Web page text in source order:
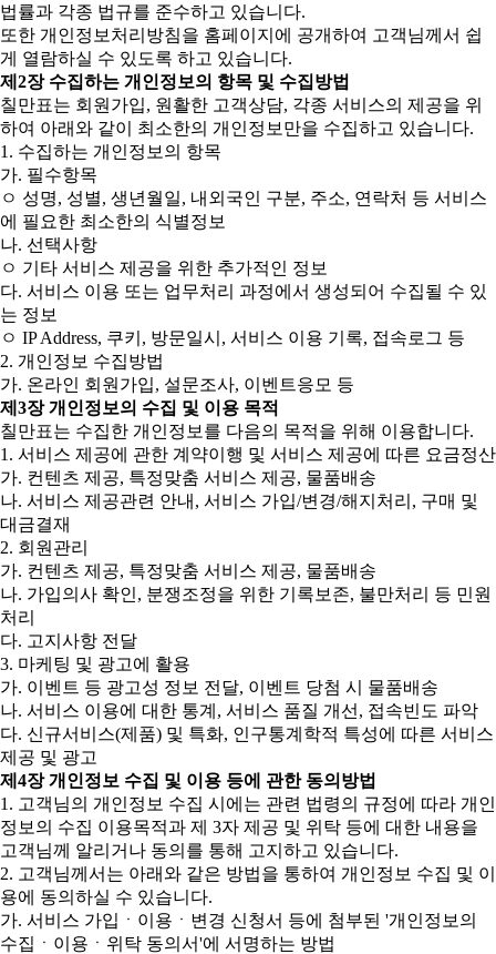
법률과 각종 법규를 준수하고 있습니다.
또한 개인정보처리방침을 홈페이지에 공개하여 고객님께서 쉽
게 열람하실 수 있도록 하고 있습니다.
제2장 수집하는 개인정보의 항목 및 수집방법
칠만표는 회원가입, 원활한 고객상담, 각종 서비스의 제공을 위
하여 아래와 같이 최소한의 개인정보만을 수집하고 있습니다.
1. 수집하는 개인정보의 항목
가. 필수항목
ㅇ 성명, 성별, 생년월일, 내외국인 구분, 주소, 연락처 등 서비스
에 필요한 최소한의 식별정보
나. 선택사항
ㅇ 기타 서비스 제공을 위한 추가적인 정보
다. 서비스 이용 또는 업무처리 과정에서 생성되어 수집될 수 있
는 정보
ㅇ IP Address, 쿠키, 방문일시, 서비스 이용 기록, 접속로그 등
2. 개인정보 수집방법
가. 온라인 회원가입, 설문조사, 이벤트응모 등
제3장 개인정보의 수집 및 이용 목적
칠만표는 수집한 개인정보를 다음의 목적을 위해 이용합니다.
1. 서비스 제공에 관한 계약이행 및 서비스 제공에 따른 요금정산
가. 컨텐츠 제공, 특정맞춤 서비스 제공, 물품배송
나. 서비스 제공관련 안내, 서비스 가입/변경/해지처리, 구매 및
대금결재
2. 회원관리
가. 컨텐츠 제공, 특정맞춤 서비스 제공, 물품배송
나. 가입의사 확인, 분쟁조정을 위한 기록보존, 불만처리 등 민원
처리
다. 고지사항 전달
3. 마케팅 및 광고에 활용
가. 이벤트 등 광고성 정보 전달, 이벤트 당첨 시 물품배송
나. 서비스 이용에 대한 통계, 서비스 품질 개선, 접속빈도 파악
다. 신규서비스(제품) 및 특화, 인구통계학적 특성에 따른 서비스
제공 및 광고
제4장 개인정보 수집 및 이용 등에 관한 동의방법
1. 고객님의 개인정보 수집 시에는 관련 법령의 규정에 따라 개인
정보의 수집 이용목적과 제 3자 제공 및 위탁 등에 대한 내용을
고객님께 알리거나 동의를 통해 고지하고 있습니다.
2. 고객님께서는 아래와 같은 방법을 통하여 개인정보 수집 및 이
용에 동의하실 수 있습니다.
가. 서비스 가입ㆍ이용ㆍ변경 신청서 등에 첨부된 '개인정보의
수집ㆍ이용ㆍ위탁 동의서'에 서명하는 방법